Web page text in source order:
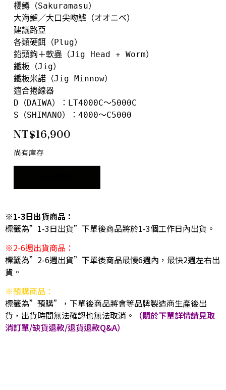
櫻鱒（Sakuramasu）
大海鱸／大口尖吻鱸（オオニベ）
建議路亞
各類硬餌（Plug）
鉛頭鉤＋軟蟲（Jig Head + Worm）
鐵板（Jig）
鐵板米諾（Jig Minnow）
適合捲線器
D（DAIWA）：LT4000C～5000C
S（SHIMANO）：4000～C5000
NT$16,900
尚有庫存
※1-3日出貨商品：
標籤為”1-3日出貨”下單後商品將於1-3個工作日內出貨。
※2-6週出貨商品：
標籤為”2-6週出貨”下單後商品最慢6週內，最快2週左右出
貨。
※預購商品：
標籤為”預購”，下單後商品將會等品牌製造商生產後出
貨，出貨時間無法確認也無法取消。
（關於下單詳情請見取
消訂單/缺貨退款/退貨退款Q&A）